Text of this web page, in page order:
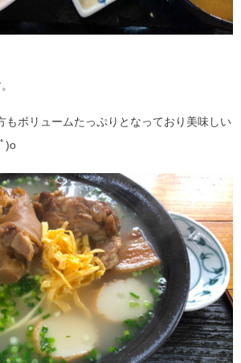
もボリュームたっぷりとなっており美味しい
)o